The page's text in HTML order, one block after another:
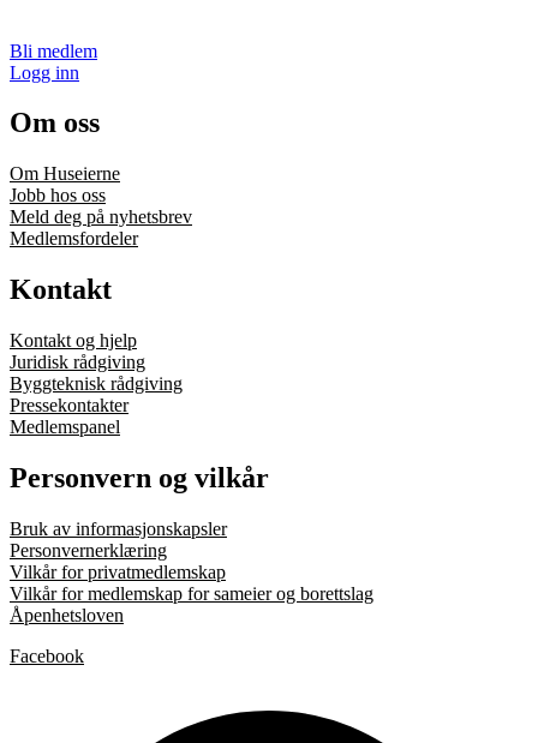
Bli medlem
Logg inn
Om oss
Om Huseierne
Jobb hos oss
Meld deg på nyhetsbrev
Medlemsfordeler
Kontakt
Kontakt og hjelp
Juridisk rådgiving
Byggteknisk rådgiving
Pressekontakter
Medlemspanel
Personvern og vilkår
Bruk av informasjonskapsler
Personvernerklæring
Vilkår for privatmedlemskap
Vilkår for medlemskap for sameier og borettslag
Åpenhetsloven
Facebook